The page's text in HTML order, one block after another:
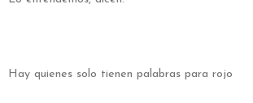
Hay quienes solo tienen palabras para rojo